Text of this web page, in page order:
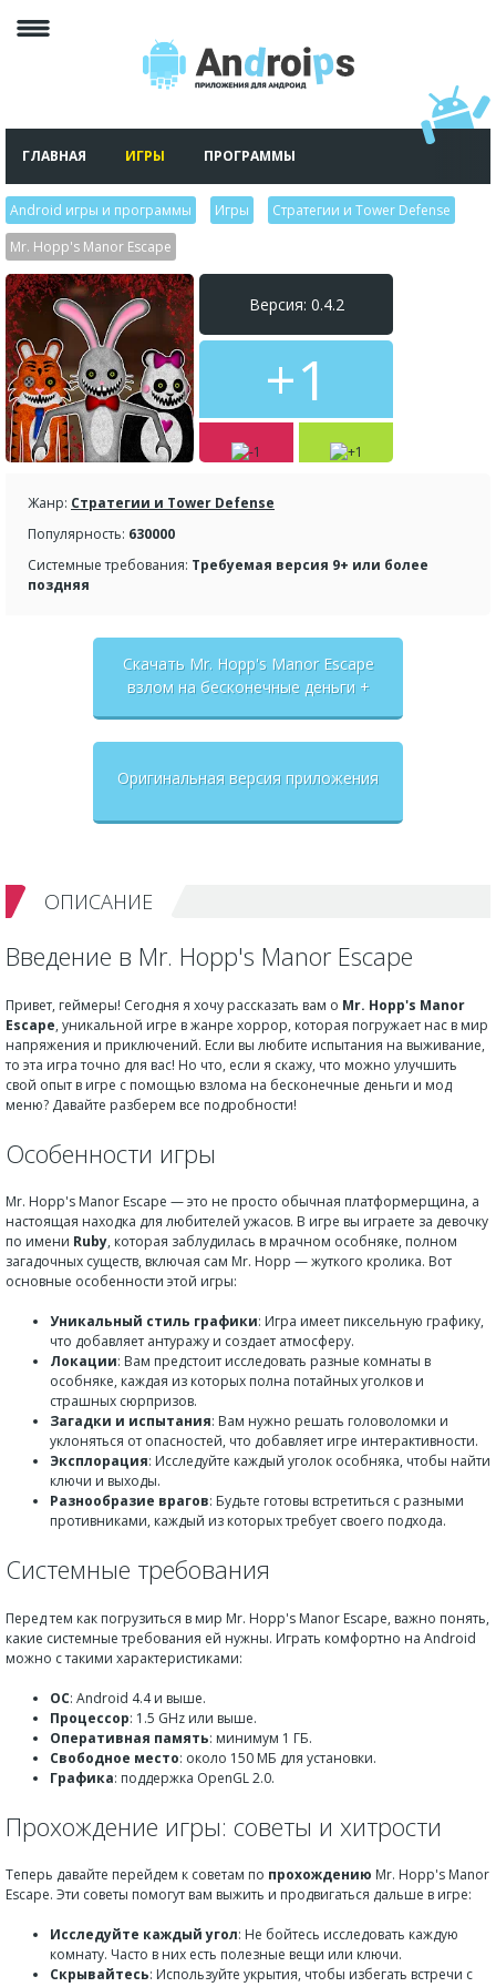
ГЛАВНАЯ ИГРЫ ПРОГРАММЫ
Android игры и программы Игры Стратегии и Tower Defense
Mr. Hopp's Manor Escape
Версия: 0.4.2
+1
Жанр: Стратегии и Tower Defense
Популярность: 630000
Системные требования: Требуемая версия 9+ или более
поздняя
Скачать Mr. Hopp's Manor Escape
взлом на бесконечные деньги +
Оригинальная версия приложения
ОПИСАНИЕ
Введение в Mr. Hopp's Manor Escape
Привет, геймеры! Сегодня я хочу рассказать вам о Mr. Hopp's Manor
Escape, уникальной игре в жанре хоррор, которая погружает нас в мир
напряжения и приключений. Если вы любите испытания на выживание,
то эта игра точно для вас! Но что, если я скажу, что можно улучшить
свой опыт в игре с помощью взлома на бесконечные деньги и мод
меню? Давайте разберем все подробности!
Особенности игры
Mr. Hopp's Manor Escape — это не просто обычная платформерщина, а
настоящая находка для любителей ужасов. В игре вы играете за девочку
по имени Ruby, которая заблудилась в мрачном особняке, полном
загадочных существ, включая сам Mr. Hopp — жуткого кролика. Вот
основные особенности этой игры:
Уникальный стиль графики: Игра имеет пиксельную графику,
что добавляет антуражу и создает атмосферу.
Локации: Вам предстоит исследовать разные комнаты в
особняке, каждая из которых полна потайных уголков и
страшных сюрпризов.
Загадки и испытания: Вам нужно решать головоломки и
уклоняться от опасностей, что добавляет игре интерактивности.
Эксплорация: Исследуйте каждый уголок особняка, чтобы найти
ключи и выходы.
Разнообразие врагов: Будьте готовы встретиться с разными
противниками, каждый из которых требует своего подхода.
Системные требования
Перед тем как погрузиться в мир Mr. Hopp's Manor Escape, важно понять,
какие системные требования ей нужны. Играть комфортно на Android
можно с такими характеристиками:
ОС: Android 4.4 и выше.
Процессор: 1.5 GHz или выше.
Оперативная память: минимум 1 ГБ.
Свободное место: около 150 МБ для установки.
Графика: поддержка OpenGL 2.0.
Прохождение игры: советы и хитрости
Теперь давайте перейдем к советам по прохождению Mr. Hopp's Manor
Escape. Эти советы помогут вам выжить и продвигаться дальше в игре:
Исследуйте каждый угол: Не бойтесь исследовать каждую
комнату. Часто в них есть полезные вещи или ключи.
Скрывайтесь: Используйте укрытия, чтобы избегать встречи с